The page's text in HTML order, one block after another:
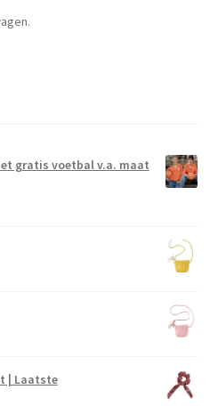
gratis voetbal v.a. maat
| Laatste